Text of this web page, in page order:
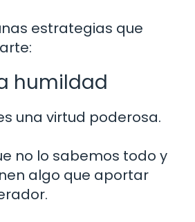
estrategias que
humildad
una virtud poderosa.
no lo sabemos todo y
algo que aportar